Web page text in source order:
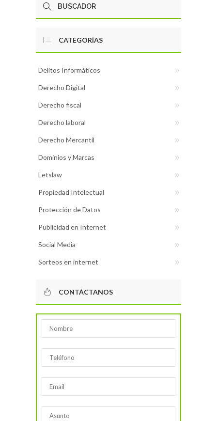
CATEGORÍAS
Delitos Informáticos
Derecho Digital
Derecho fiscal
Derecho laboral
Derecho Mercantil
Dominios y Marcas
Letslaw
Propiedad Intelectual
Protección de Datos
Publicidad en Internet
Social Media
Sorteos en internet
CONTÁCTANOS